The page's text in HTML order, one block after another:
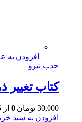
افزودن به
جذب نیرو
کتاب تغییر
30,000 تومان 0 از 5
افزودن به سبد